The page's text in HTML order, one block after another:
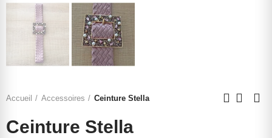
Accueil Accessoires Ceinture Stella
Ceinture Stella